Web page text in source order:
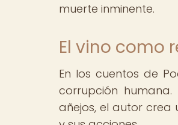
muerte inminente.
El vino como
En los cuentos de
corrupción
añejos, el autor crea